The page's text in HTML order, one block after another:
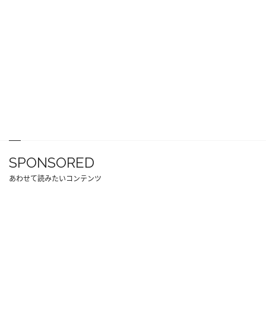
SPONSORED
あわせて読みたいコンテンツ